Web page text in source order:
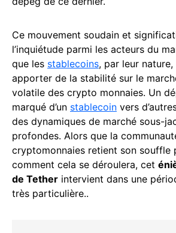
Ce mouvement soudain et
l’inquiétude parmi les acteurs du
que les stablecoins, par leur
apporter de la stabilité sur le
volatile des crypto monnaies. Un
marqué d’un stablecoin vers
des dynamiques de marché sous-
profondes. Alors que la
cryptomonnaies retient son souffle
comment cela se déroulera, cet
de Tether intervient dans une
très particulière..